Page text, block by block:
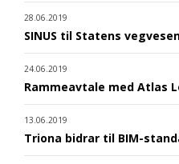
28.06.2019
SINUS til Statens
24.06.2019
Rammeavtale med Atlas
13.06.2019
Triona bidrar til BIM-